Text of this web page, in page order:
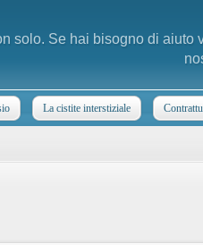
solo. Se hai bisogno di
La cistite interstiziale